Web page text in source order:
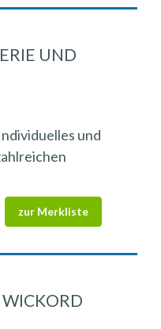
UND
und
zur Merkliste